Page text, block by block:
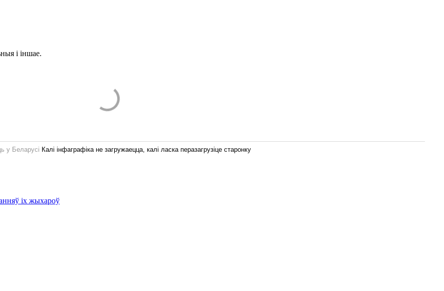
і іншае.
у Беларусі Калі інфаграфіка не загружаецца, калі ласка перазагрузіце старонку
іх жыхароў